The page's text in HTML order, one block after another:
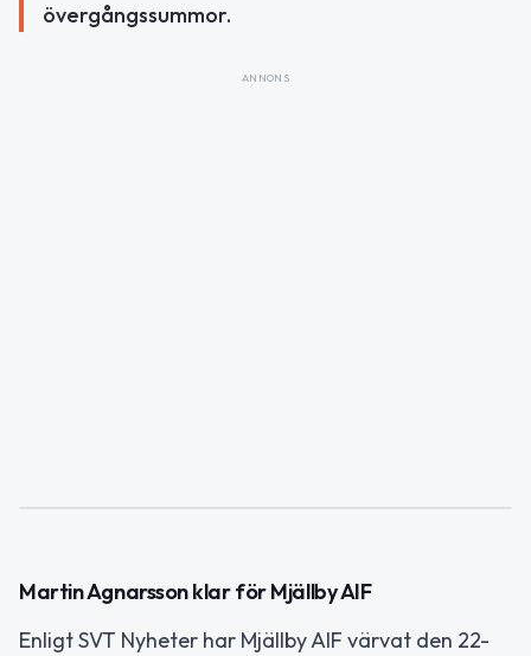
övergångssummor.
ANNONS
Martin Agnarsson klar för Mjällby AIF
Enligt SVT Nyheter har Mjällby AIF värvat den 22-